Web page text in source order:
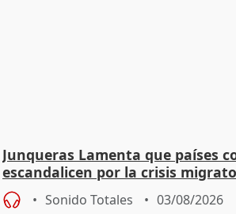
Junqueras Lamenta que países
escandalicen por la crisis
Sonido Totales 03/08/2026